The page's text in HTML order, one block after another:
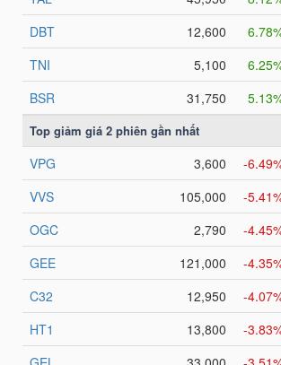
THẾ
GIỚI
ĐÔNG
DƯƠNG
TÀI
CHÍNH
CÁ